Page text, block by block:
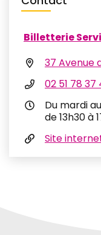
Billetterie
37 Avenue
02 51 78 37
Du mardi
de 13h30 à
Site